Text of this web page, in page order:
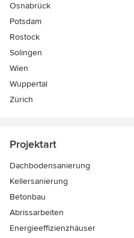
Osnabrück
Potsdam
Rostock
Solingen
Wien
Wuppertal
Zürich
Projektart
Dachbodensanierung
Kellersanierung
Betonbau
Abrissarbeiten
Energieeffizienzhäuser